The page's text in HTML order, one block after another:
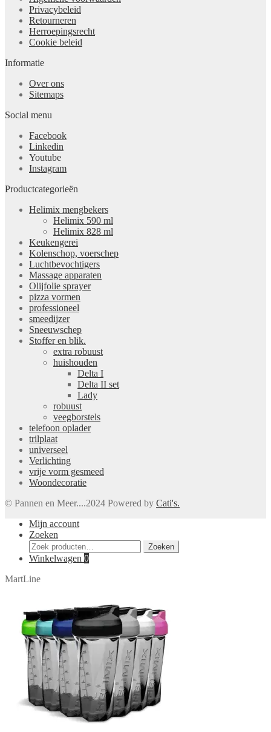
Privacybeleid
Retourneren
Herroepingsrecht
Cookie beleid
Informatie
Over ons
Sitemaps
Social menu
Facebook
Linkedin
Youtube
Instagram
Productcategorieën
Helimix mengbekers
Helimix 590 ml
Helimix 828 ml
Keukengerei
Kolenschop, voerschep
Luchtbevochtigers
Massage apparaten
Olijfolie sprayer
pizza vormen
professioneel
smeedijzer
Sneeuwschep
Stoffer en blik.
extra robuust
huishouden
Delta I
Delta II set
Lady
robuust
veegborstels
telefoon oplader
trilplaat
universeel
Verlichting
vrije vorm gesmeed
Woondecoratie
© Pannen en Meer....2024 Powered by Cati's.
Mijn account
Zoeken
Zoeken
naar:
Zoeken
Winkelwagen 0
MartLine